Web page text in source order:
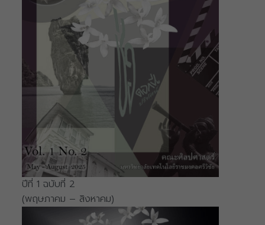
ปีที่ 1 ฉบับที่ 2
(พฤษภาคม – สิงหาคม)